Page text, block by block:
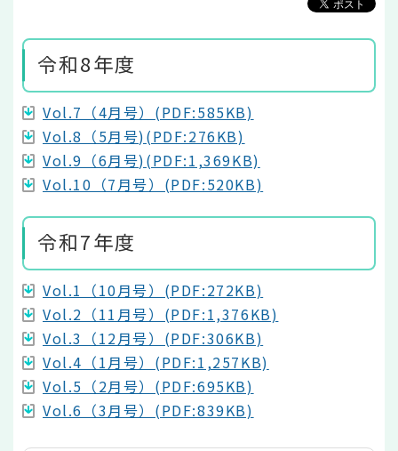
令和8年度
Vol.7（4月号）(PDF:585KB)
Vol.8（5月号)(PDF:276KB)
Vol.9（6月号)(PDF:1,369KB)
Vol.10（7月号）(PDF:520KB)
令和7年度
Vol.1（10月号）(PDF:272KB)
Vol.2（11月号）(PDF:1,376KB)
Vol.3（12月号）(PDF:306KB)
Vol.4（1月号）(PDF:1,257KB)
Vol.5（2月号）(PDF:695KB)
Vol.6（3月号）(PDF:839KB)